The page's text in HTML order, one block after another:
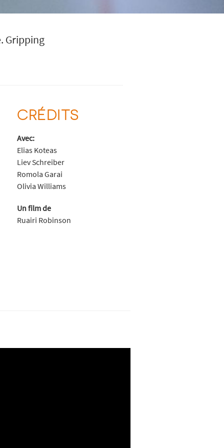
Gripping
CRÉDITS
Avec:
Elias Koteas
Liev Schreiber
Romola Garai
Olivia Williams
Un film de
Ruairi Robinson